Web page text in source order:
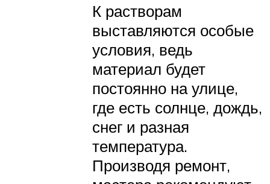
К растворам
выставляются особые
условия, ведь
материал будет
постоянно на улице,
где есть солнце, дождь,
снег и разная
температура.
Производя ремонт,